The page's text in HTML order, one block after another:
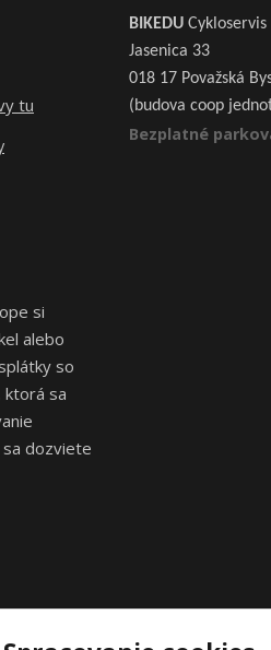
tu
si
alebo
so
ktorá sa
sa dozviete
BIKEDU Cykloservis
Jasenica 33
018 17 Považská
(budova coop
Bezplatné